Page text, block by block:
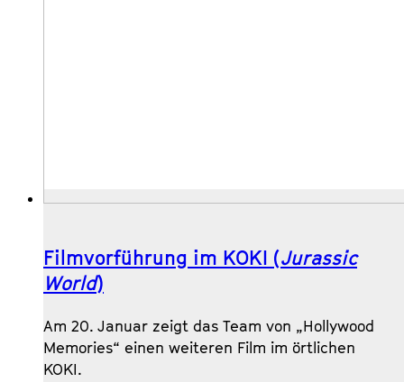
Filmvorführung im KOKI (Jurassic
World)
Am 20. Januar zeigt das Team von „Hollywood
Memories“ einen weiteren Film im örtlichen
KOKI.